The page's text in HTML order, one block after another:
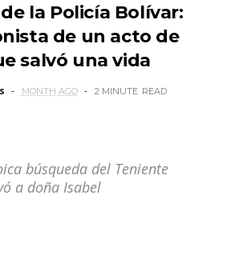
la Policía Bolívar:
de un acto de
salvó una vida
MONTH AGO 2 MINUTE READ
búsqueda del Teniente
a doña Isabel